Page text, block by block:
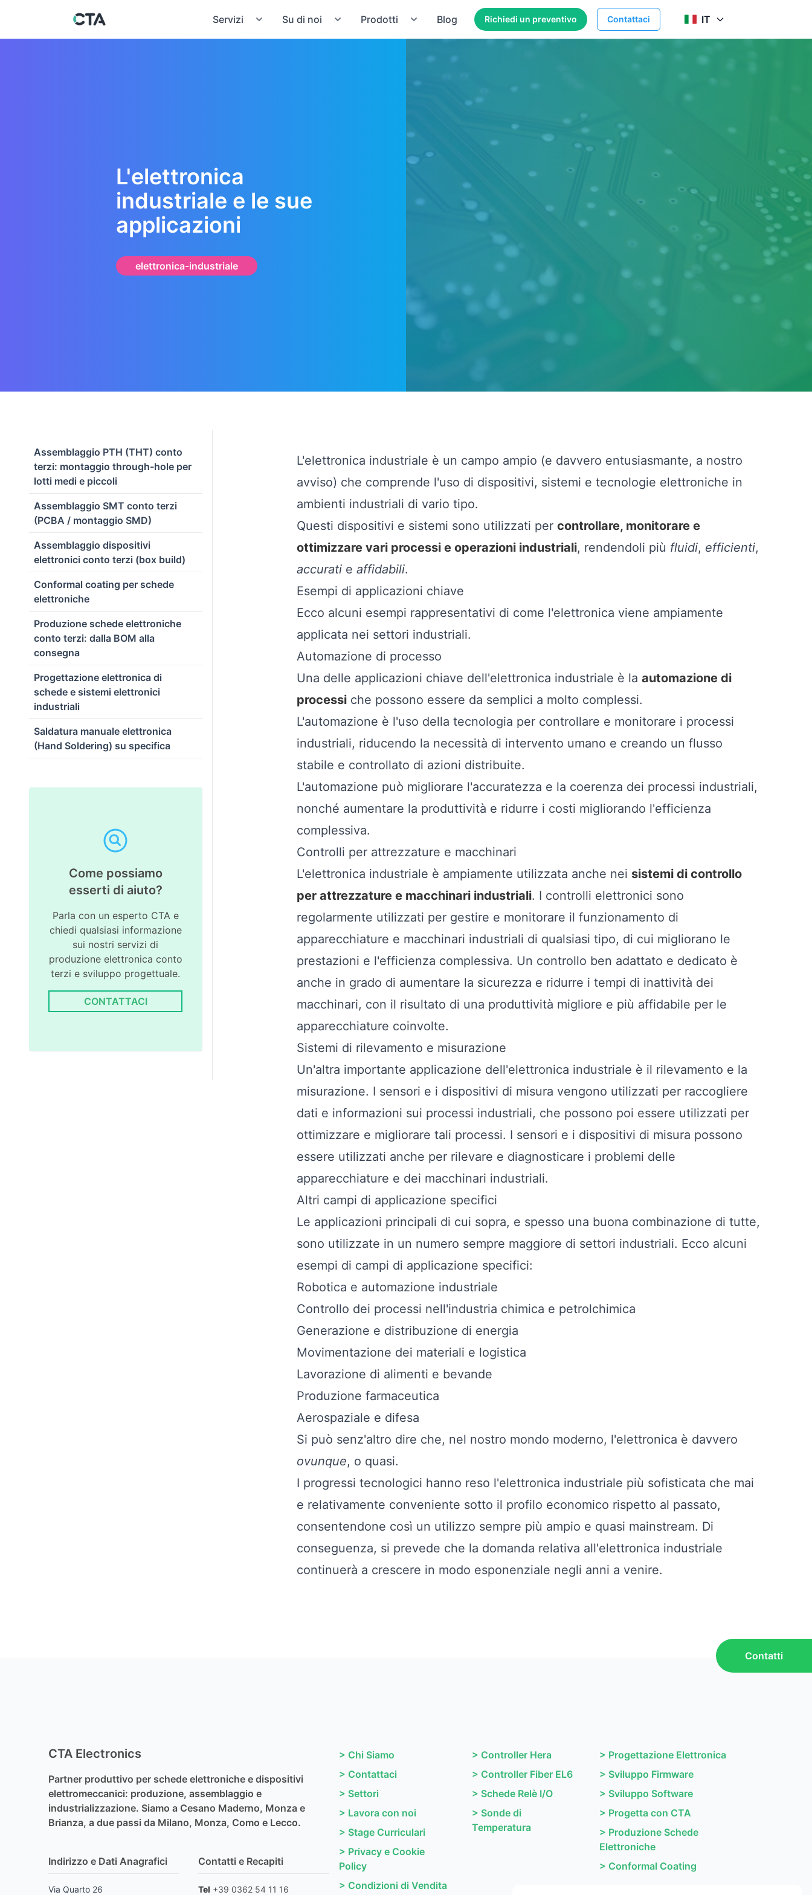
Servizi Su di noi Prodotti Blog Richiedi un preventivo Contattaci IT
L'elettronica
industriale e le sue
applicazioni
elettronica-industriale
Assemblaggio PTH (THT) conto
terzi: montaggio through-hole per
lotti medi e piccoli
Assemblaggio SMT conto terzi
(PCBA / montaggio SMD)
Assemblaggio dispositivi
elettronici conto terzi (box build)
Conformal coating per schede
elettroniche
Produzione schede elettroniche
conto terzi: dalla BOM alla
consegna
Progettazione elettronica di
schede e sistemi elettronici
industriali
Saldatura manuale elettronica
(Hand Soldering) su specifica
Come possiamo
esserti di aiuto?
Parla con un esperto CTA e
chiedi qualsiasi informazione
sui nostri servizi di
produzione elettronica conto
terzi e sviluppo progettuale.
CONTATTACI
L'elettronica industriale è un campo ampio (e davvero entusiasmante, a nostro
avviso) che comprende l'uso di dispositivi, sistemi e tecnologie elettroniche in
ambienti industriali di vario tipo.
Questi dispositivi e sistemi sono utilizzati per controllare, monitorare e
ottimizzare vari processi e operazioni industriali, rendendoli più fluidi, efficienti,
accuratie affidabili.
Esempi di applicazioni chiave
Ecco alcuni esempi rappresentativi di come l'elettronica viene ampiamente
applicata nei settori industriali.
Automazione di processo
Una delle applicazioni chiave dell'elettronica industriale è la automazione di
processiche possono essere da semplici a molto complessi.
L'automazione è l'uso della tecnologia per controllare e monitorare i processi
industriali, riducendo la necessità di intervento umano e creando un flusso
stabile e controllato di azioni distribuite.
L'automazione può migliorare l'accuratezza e la coerenza dei processi industriali,
nonché aumentare la produttività e ridurre i costi migliorando l'efficienza
complessiva.
Controlli per attrezzature e macchinari
L'elettronica industriale è ampiamente utilizzata anche nei sistemi di controllo
per attrezzature e macchinari industriali. I controlli elettronici sono
regolarmente utilizzati per gestire e monitorare il funzionamento di
apparecchiature e macchinari industriali di qualsiasi tipo, di cui migliorano le
prestazioni e l'efficienza complessiva. Un controllo ben adattato e dedicato è
anche in grado di aumentare la sicurezza e ridurre i tempi di inattività dei
macchinari, con il risultato di una produttività migliore e più affidabile per le
apparecchiature coinvolte.
Sistemi di rilevamento e misurazione
Un'altra importante applicazione dell'elettronica industriale è il rilevamento e la
misurazione. I sensori e i dispositivi di misura vengono utilizzati per raccogliere
dati e informazioni sui processi industriali, che possono poi essere utilizzati per
ottimizzare e migliorare tali processi. I sensori e i dispositivi di misura possono
essere utilizzati anche per rilevare e diagnosticare i problemi delle
apparecchiature e dei macchinari industriali.
Altri campi di applicazione specifici
Le applicazioni principali di cui sopra, e spesso una buona combinazione di tutte,
sono utilizzate in un numero sempre maggiore di settori industriali. Ecco alcuni
esempi di campi di applicazione specifici:
Robotica e automazione industriale
Controllo dei processi nell'industria chimica e petrolchimica
Generazione e distribuzione di energia
Movimentazione dei materiali e logistica
Lavorazione di alimenti e bevande
Produzione farmaceutica
Aerospaziale e difesa
Si può senz'altro dire che, nel nostro mondo moderno, l'elettronica è davvero
ovunque, o quasi.
I progressi tecnologici hanno reso l'elettronica industriale più sofisticata che mai
e relativamente conveniente sotto il profilo economico rispetto al passato,
consentendone così un utilizzo sempre più ampio e quasi mainstream. Di
conseguenza, si prevede che la domanda relativa all'elettronica industriale
continuerà a crescere in modo esponenziale negli anni a venire.
Contatti
CTA Electronics
Partner produttivo per schede elettroniche e dispositivi
elettromeccanici: produzione, assemblaggio e
industrializzazione. Siamo a Cesano Maderno, Monza e
Brianza, a due passi da Milano, Monza, Como e Lecco.
Indirizzo e Dati Anagrafici
Via Quarto 26
Contatti e Recapiti
Tel +39 0362 54 11 16
> Chi Siamo
> Contattaci
> Settori
> Lavora con noi
> Stage Curriculari
> Privacy e Cookie
Policy
> Condizioni di Vendita
> Controller Hera
> Controller Fiber EL6
> Schede Relè I/O
> Sonde di
Temperatura
> Progettazione Elettronica
> Sviluppo Firmware
> Sviluppo Software
> Progetta con CTA
> Produzione Schede
Elettroniche
> Conformal Coating